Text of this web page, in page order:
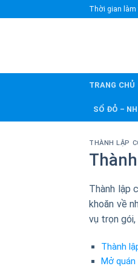
to
Thời gian làm
TRANG CHỦ
SỔ ĐỎ –
THÀNH LẬP
Thành lập
khoăn về
vụ trọn
Thành
Mở